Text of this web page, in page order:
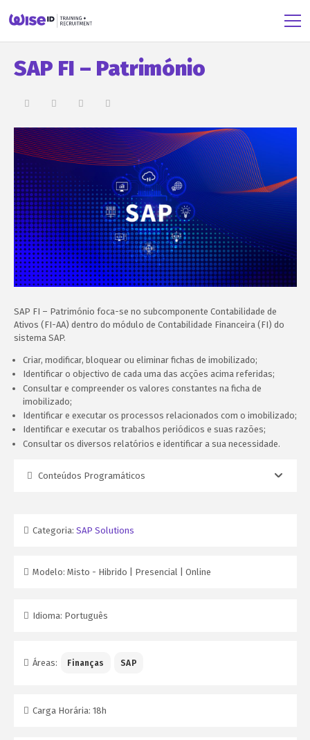
SAP FI – Património
SAP FI – Património foca-se no subcomponente Contabilidade de
Ativos (FI-AA) dentro do módulo de Contabilidade Financeira (FI) do
sistema SAP.
Criar, modificar, bloquear ou eliminar fichas de imobilizado;
Identificar o objectivo de cada uma das acções acima referidas;
Consultar e compreender os valores constantes na ficha de
imobilizado;
Identificar e executar os processos relacionados com o imobilizado;
Identificar e executar os trabalhos periódicos e suas razões;
Consultar os diversos relatórios e identificar a sua necessidade.
Conteúdos Programáticos
Categoria: SAP Solutions
Modelo: Misto - Hibrido | Presencial | Online
Idioma: Português
Áreas: Finanças SAP
Carga Horária: 18h